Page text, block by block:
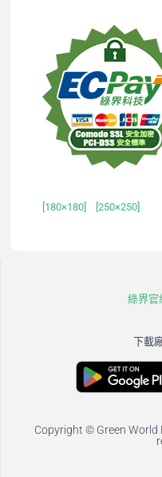
[180×180] [250×250]
綠界官
下載
Copyright © Green World